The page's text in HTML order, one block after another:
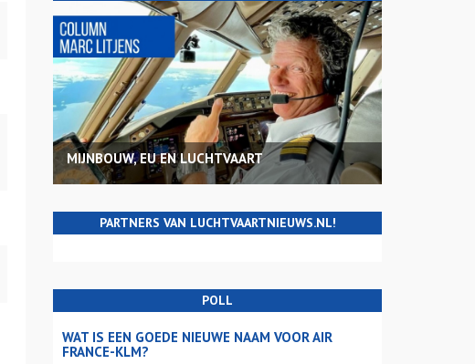
MIJNBOUW, EU EN LUCHTVAART
PARTNERS VAN LUCHTVAARTNIEUWS.NL!
POLL
WAT IS EEN GOEDE NIEUWE NAAM VOOR AIR
FRANCE-KLM?